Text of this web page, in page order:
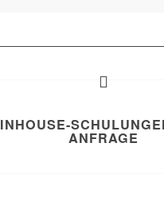
INHOUSE-
ANFRAGE